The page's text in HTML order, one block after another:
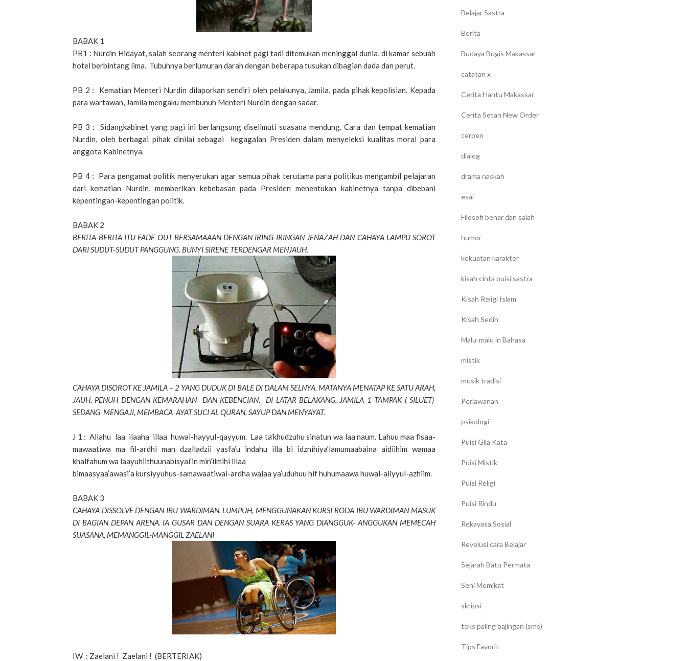
BABAK 1
PB1 : Nurdin Hidayat, salah seorang menteri kabinet pagi tadi ditemukan meninggal dunia, di kamar sebuah
hotel berbintang lima. Tubuhnya berlumuran darah dengan beberapa tusukan dibagian dada dan perut.
PB 2 : Kematian Menteri Nurdin dilaporkan sendiri oleh pelakunya, Jamila, pada pihak kepolisian. Kepada
para wartawan, Jamila mengaku membunuh Menteri Nurdin dengan sadar.
PB 3 : Sidangkabinet yang pagi ini berlangsung diselimuti suasana mendung. Cara dan tempat kematian
Nurdin, oleh berbagai pihak dinilai sebagai kegagalan Presiden dalam menyeleksi kualitas moral para
anggota Kabinetnya.
PB 4 : Para pengamat politik menyerukan agar semua pihak terutama para politikus mengambil pelajaran
dari kematian Nurdin, memberikan kebebasan pada Presiden menentukan kabinetnya tanpa dibebani
kepentingan-kepentingan politik.
BABAK 2
BERITA-BERITA ITU FADE OUT BERSAMAAAN DENGAN IRING-IRINGAN JENAZAH DAN CAHAYA LAMPU SOROT
DARI SUDUT-SUDUT PANGGUNG. BUNYI SIRENE TERDENGAR MENJAUH.
CAHAYA DISOROT KE JAMILA – 2 YANG DUDUK DI BALE DI DALAM SELNYA. MATANYA MENATAP KE SATU ARAH,
JAUH, PENUH DENGAN KEMARAHAN DAN KEBENCIAN. DI LATAR BELAKANG, JAMILA 1 TAMPAK ( SILUET)
SEDANG MENGAJI, MEMBACA AYAT SUCI AL QURAN, SAYUP DAN MENYAYAT.
J 1 : Allahu laa ilaaha illaa huwal-hayyul-qayyum. Laa ta’khudzuhu sinatun wa laa naum. Lahuu maa fisaa-
mawaatiwa ma fil-ardhi man dzalladzii yasfa’u indahu illa bi idznihiya’lamumaabaina aidiihim wamaa
khalfahum wa laayuhiithuunabisyai’in min’ilmihi illaa
bimaasyaa’awasi’a kursiyyuhus-samawaatiwal-ardha walaa ya’uduhuu hif huhumaawa huwal-aliyyul-azhiim.
BABAK 3
CAHAYA DISSOLVE DENGAN IBU WARDIMAN. LUMPUH, MENGGUNAKAN KURSI RODA IBU WARDIMAN MASUK
DI BAGIAN DEPAN ARENA. IA GUSAR DAN DENGAN SUARA KERAS YANG DIANGGUK- ANGGUKAN MEMECAH
SUASANA, MEMANGGIL-MANGGIL ZAELANI
IW : Zaelani ! Zaelani ! (BERTERIAK)
Belajar Sastra
Berita
Budaya Bugis Makassar
catatan x
Cerita Hantu Makassar
Cerita Setan New Order
cerpen
dialog
drama naskah
esai
Filosofi benar dan salah
humor
kekuatan karakter
kisah cinta puisi sastra
Kisah Religi Islam
Kisah Sedih
Malu-malu in Bahasa
mistik
musik tradisi
Perlawanan
psikologi
Puisi Gila Kata
Puisi Mistik
Puisi Religi
Puisi Rindu
Rekayasa Sosial
Revolusi cara Belajar
Sejarah Batu Permata
Seni Memikat
skripsi
teks paling bajingan (sms)
Tips Favorit